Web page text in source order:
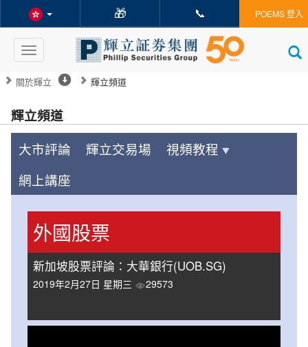
🎁 📞 POEMS 登入
Toggle
navigation
關於輝立 輝立頻道
輝立頻道
大市評論 輝立交易場
視頻教程
網上講座
外國股票
新加坡股票評論：大華銀行(UOB.SG)
2019年2月27日 星期三 29573